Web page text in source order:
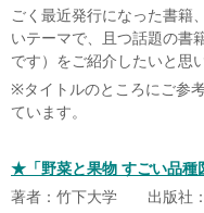
ごく最近発行になった書籍
いテーマで、且つ話題の書
です）をご紹介したいと思
※タイトルのところにご参
ています。
★「野菜と果物 すごい品種
著者：竹下大学 出版社：